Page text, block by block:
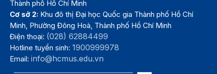
Thành phố Hồ Chí Minh
Cơ sở 2: Khu đô thị Đại học Quốc gia Thành phố Hồ Chí
Minh, Phường Đông Hoà, Thành phố Hồ Chí Minh
Điện thoại: (028) 62884499
Hotline tuyển sinh:1900999978
Email:info@hcmus.edu.vn